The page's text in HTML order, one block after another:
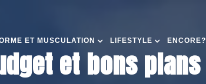
ET MUSCULATION LIFESTYLE ENCORE?
et bons plans